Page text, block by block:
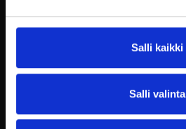
Salli kaikki
Salli valinta